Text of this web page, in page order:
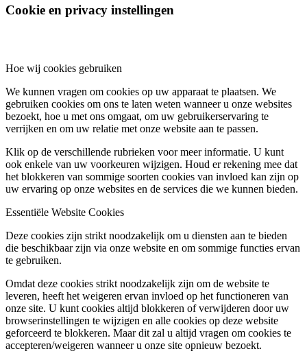
Cookie en privacy instellingen
Hoe wij cookies gebruiken
We kunnen vragen om cookies op uw apparaat te plaatsen. We
gebruiken cookies om ons te laten weten wanneer u onze websites
bezoekt, hoe u met ons omgaat, om uw gebruikerservaring te
verrijken en om uw relatie met onze website aan te passen.
Klik op de verschillende rubrieken voor meer informatie. U kunt
ook enkele van uw voorkeuren wijzigen. Houd er rekening mee dat
het blokkeren van sommige soorten cookies van invloed kan zijn op
uw ervaring op onze websites en de services die we kunnen bieden.
Essentiële Website Cookies
Deze cookies zijn strikt noodzakelijk om u diensten aan te bieden
die beschikbaar zijn via onze website en om sommige functies ervan
te gebruiken.
Omdat deze cookies strikt noodzakelijk zijn om de website te
leveren, heeft het weigeren ervan invloed op het functioneren van
onze site. U kunt cookies altijd blokkeren of verwijderen door uw
browserinstellingen te wijzigen en alle cookies op deze website
geforceerd te blokkeren. Maar dit zal u altijd vragen om cookies te
accepteren/weigeren wanneer u onze site opnieuw bezoekt.